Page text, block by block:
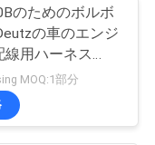
サー
16
のためのボルボ
の車のエンジ
線用ハーネス
MOQ:1部分